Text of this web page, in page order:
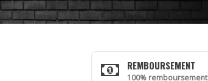
REMBOURSEMENT
100% remboursement